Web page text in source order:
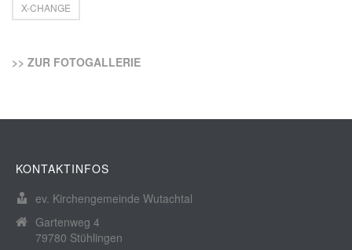
X-CHANGE
>> ZUR FOTOGALLERIE
KONTAKTINFOS
ev. Kirchengemeinde Wutachtal
Gartenweg 4
79780 Stühlingen